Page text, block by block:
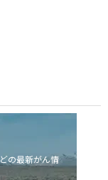
の最新がん情